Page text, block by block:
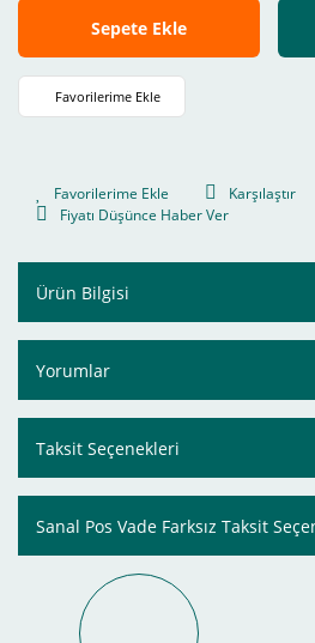
Sepete Ekle
Karşılaştır
Fiyatı Düşünce Haber Ver
Ürün Bilgisi
Yorumlar
Taksit Seçenekleri
Sanal Pos Vade Farksız Taksit